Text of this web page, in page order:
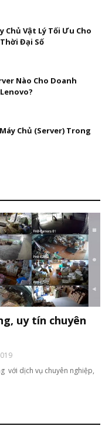
Chủ Vật Lý Tối Ưu Cho
Đại Số
Nào Cho Doanh
Chủ (Server) Trong
uy tín chuyên
với dịch vụ chuyên nghiệp,